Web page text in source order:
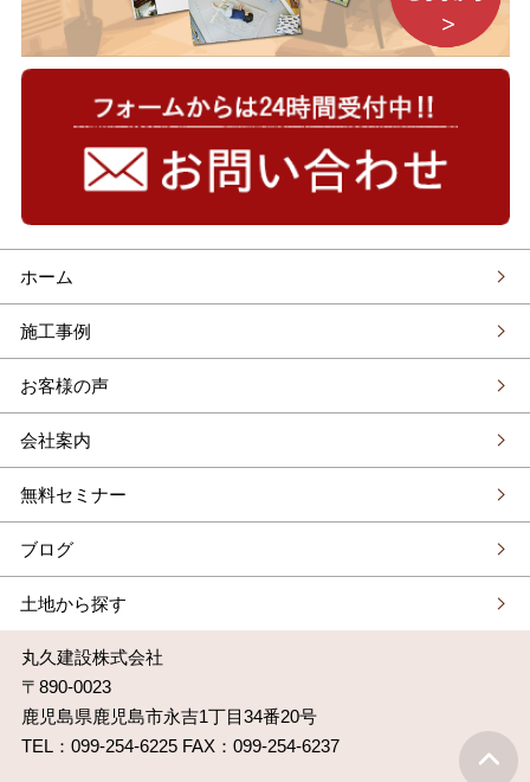
ホーム
施工事例
お客様の声
会社案内
無料セミナー
ブログ
土地から探す
丸久建設株式会社
〒890-0023
鹿児島県鹿児島市永吉1丁目34番20号
TEL：099-254-6225 FAX：099-254-6237